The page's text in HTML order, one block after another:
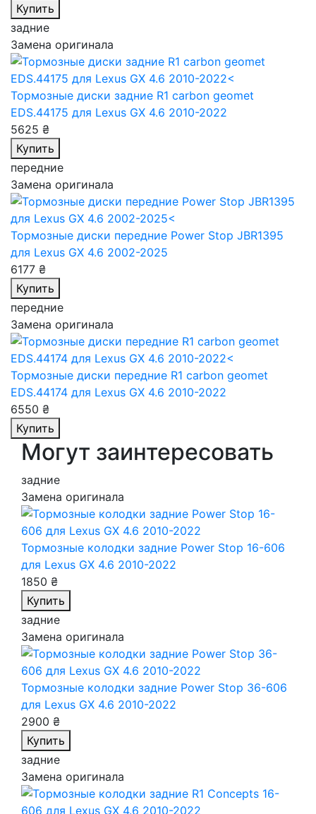
Купить
задние
Замена оригинала
Тормозные диски задние R1 carbon geomet
EDS.44175 для Lexus GX 4.6 2010-2022
5625 ₴
Купить
передние
Замена оригинала
Тормозные диски передние Power Stop JBR1395
для Lexus GX 4.6 2002-2025
6177 ₴
Купить
передние
Замена оригинала
Тормозные диски передние R1 carbon geomet
EDS.44174 для Lexus GX 4.6 2010-2022
6550 ₴
Купить
Могут заинтересовать
задние
Замена оригинала
Тормозные колодки задние Power Stop 16-606
для Lexus GX 4.6 2010-2022
1850 ₴
Купить
задние
Замена оригинала
Тормозные колодки задние Power Stop 36-606
для Lexus GX 4.6 2010-2022
2900 ₴
Купить
задние
Замена оригинала